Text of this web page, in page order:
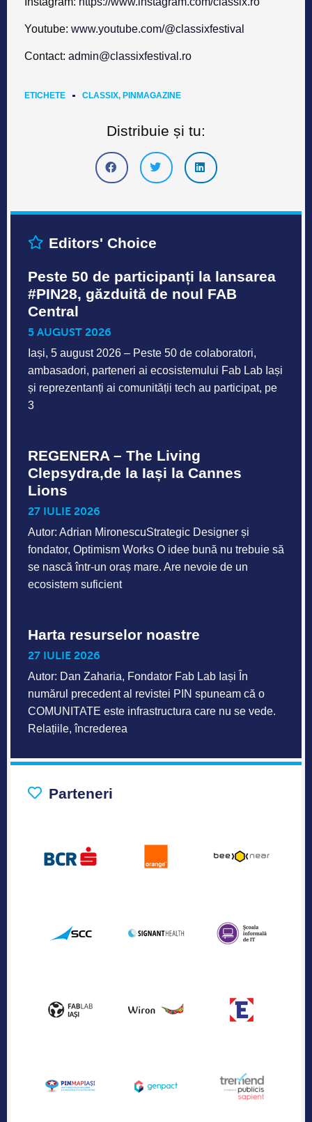
Youtube: www.youtube.com/@classixfestival
Contact: admin@classixfestival.ro
ETICHETE CLASSIX, PINMAGAZINE
Distribuie și tu:
Editors' Choice
Peste 50 de participanți la lansarea
#PIN28, găzduită de noul FAB
Central
5 AUGUST 2026
Iași, 5 august 2026 – Peste 50 de colaboratori,
ambasadori, parteneri ai ecosistemului Fab Lab Iași
și reprezentanți ai comunității tech au participat, pe
3
REGENERA – The Living
Clepsydra,de la Iași la Cannes
Lions
27 IULIE 2026
Autor: Adrian MironescuStrategic Designer și
fondator, Optimism Works O idee bună nu trebuie să
se nască într-un oraș mare. Are nevoie de un
ecosistem suficient
Harta resurselor noastre
27 IULIE 2026
Autor: Dan Zaharia, Fondator Fab Lab Iași În
numărul precedent al revistei PIN spuneam că o
COMUNITATE este infrastructura care nu se vede.
Relațiile, încrederea
Parteneri